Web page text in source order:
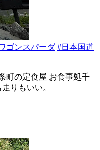
ゴンスパーダ #日本国道
町の定食屋 お食事処千
りもいい。